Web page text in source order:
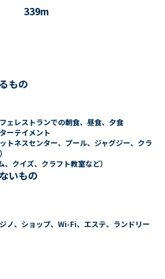
339m
もの
ェレストランでの朝食、昼食、夕食
ーテイメント
トネスセンター、プール、ジャグジー、クラ
クイズ、クラフト教室など）
いもの
ノ、ショップ、Wi-Fi、エステ、ランドリー